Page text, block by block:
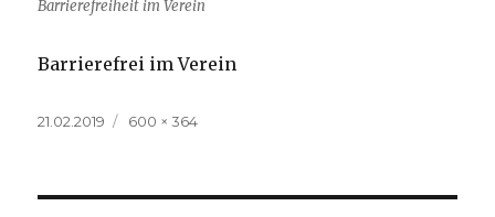
Barrierefreiheit im Verein
Barrierefrei im Verein
Veröffentlicht
21.02.2019
Volle
600 × 364